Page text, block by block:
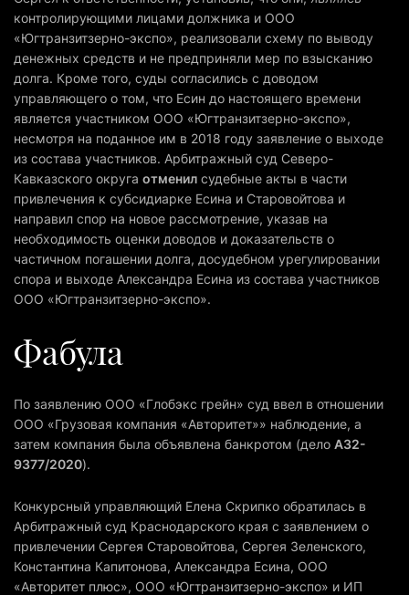
контролирующими лицами должника и ООО
«Югтранзитзерно-экспо», реализовали схему по выводу
денежных средств и не предприняли мер по взысканию
долга. Кроме того, суды согласились с доводом
управляющего о том, что Есин до настоящего времени
является участником ООО «Югтранзитзерно-экспо»,
несмотря на поданное им в 2018 году заявление о выходе
из состава участников. Арбитражный суд Северо-
Кавказского округа отменил судебные акты в части
привлечения к субсидиарке Есина и Старовойтова и
направил спор на новое рассмотрение, указав на
необходимость оценки доводов и доказательств о
частичном погашении долга, досудебном урегулировании
спора и выходе Александра Есина из состава участников
ООО «Югтранзитзерно-экспо».
Фабула
По заявлению ООО «Глобэкс грейн» суд ввел в отношении
ООО «Грузовая компания «Авторитет»» наблюдение, а
затем компания была объявлена банкротом (дело А32-
9377/2020).
Конкурсный управляющий Елена Скрипко обратилась в
Арбитражный суд Краснодарского края с заявлением о
привлечении Сергея Старовойтова, Сергея Зеленского,
Константина Капитонова, Александра Есина, ООО
«Авторитет плюс», ООО «Югтранзитзерно-экспо» и ИП